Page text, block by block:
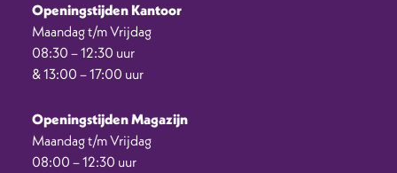
Openingstijden Kantoor
Maandag t/m Vrijdag
08:30 – 12:30 uur
& 13:00 – 17:00 uur
Openingstijden Magazijn
Maandag t/m Vrijdag
08:00 – 12:30 uur